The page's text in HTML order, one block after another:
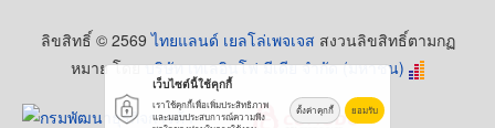
ลิขสิทธิ์ © 2569ไทยแลนด์ เยลโล่เพจเจส สงวนลิขสิทธิ์ตามกฏ
หมาย โดยบริษัท เทเลอินโฟ มีเดีย จำกัด (มหาชน)
เว็บไซต์นี้ใช้คุกกี้
เราใช้คุกกี้เพื่อเพิ่มประสิทธิภาพ
และมอบประสบการณ์ความพึง
ตั้งค่าคุกกี้ ยอมรับ